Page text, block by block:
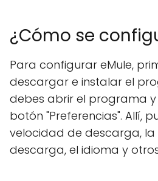
¿Cómo se
Para configurar eMule,
descargar e instalar el
debes abrir el programa y
botón "Preferencias". Allí,
velocidad de descarga,
descarga, el idioma y